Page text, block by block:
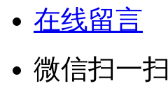
在线留言
微信扫一扫